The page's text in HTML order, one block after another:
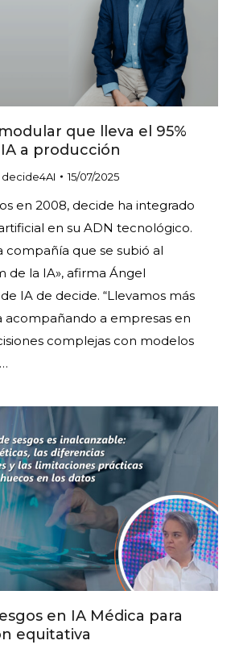
que lleva el 95%
a producción
decide4AI 15/07/2025
en 2008, decide ha integrado
en su ADN tecnológico.
compañía que se subió al
de la IA», afirma Ángel
IA de decide. “Llevamos más
acompañando a empresas en
complejas con modelos
en IA Médica para
equitativa